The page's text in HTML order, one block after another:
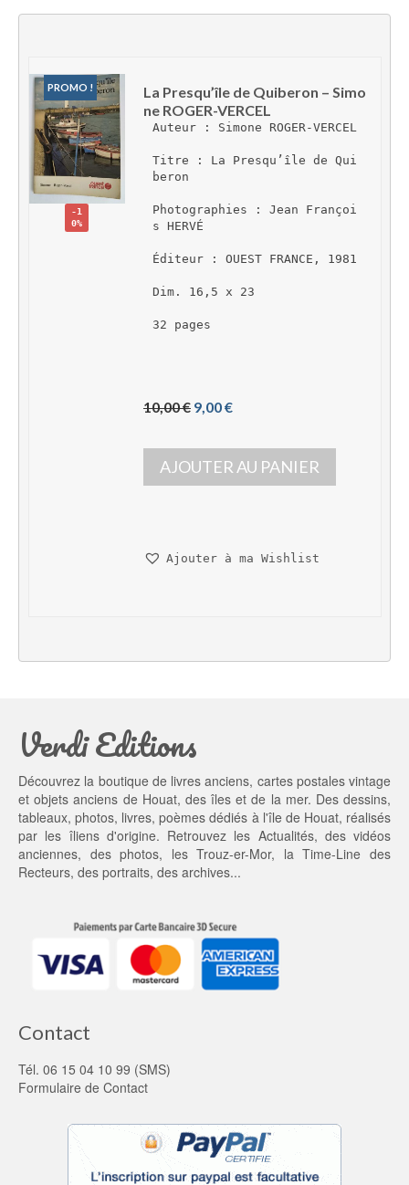
PROMO !
-1
0%
La Presqu’île de Quiberon – Simo
ne ROGER-VERCEL
Auteur : Simone ROGER-VERCEL
Titre : La Presqu’île de Qui
beron
Photographies : Jean Françoi
s HERVÉ
Éditeur : OUEST FRANCE, 1981
Dim. 16,5 x 23
32 pages
10,00 € L
p
r
i
i
é
t :
0,
0
0 €.
9,00 €L
p
r
i
s
AJOUTER AU PANIER
Ajouter à ma Wishlist
Verdi Editions
Découvrez la boutique de livres anciens, cartes postales vintage
et objets anciens de Houat, des îles et de la mer. Des dessins,
tableaux, photos, livres, poèmes dédiés à l'île de Houat, réalisés
par les îliens d'origine. Retrouvez les Actualités, des vidéos
anciennes, desphotos, lesTrouz-er-Mor, laTime-Line des
Recteurs, des portraits, des archives...
Contact
Tél. 06 15 04 10 99 (SMS)
Formulaire de Contact